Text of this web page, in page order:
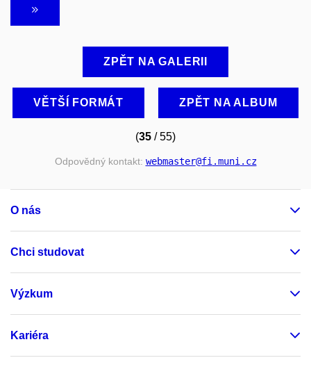
ZPĚT NA GALERII
VĚTŠÍ FORMÁT ZPĚT NA ALBUM
(35 / 55)
Odpovědný kontakt: webmaster@fi.muni.cz
O nás
Chci studovat
Výzkum
Kariéra